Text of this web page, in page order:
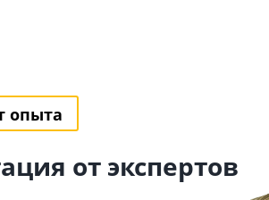
опыта
от экспертов